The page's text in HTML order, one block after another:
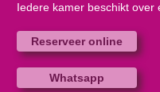
Iedere kamer beschikt over
Reserveer online
Whatsapp